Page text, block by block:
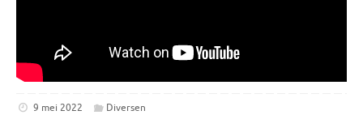
9 mei 2022 Diversen